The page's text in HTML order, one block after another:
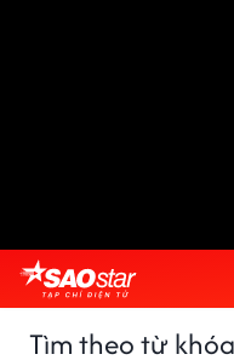
Tìm theo từ khóa